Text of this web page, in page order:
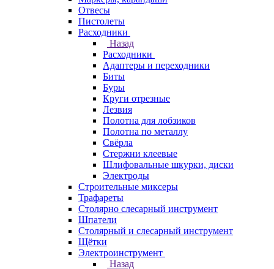
Отвесы
Пистолеты
Расходники
Назад
Расходники
Адаптеры и переходники
Биты
Буры
Круги отрезные
Лезвия
Полотна для лобзиков
Полотна по металлу
Свёрла
Стержни клеевые
Шлифовальные шкурки, диски
Электроды
Строительные миксеры
Трафареты
Столярно слесарный инструмент
Шпатели
Столярный и слесарный инструмент
Щётки
Электроинструмент
Назад